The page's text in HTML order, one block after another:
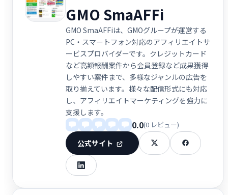
GMO SmaAFFi
GMO SmaAFFiは、GMOグループが運営する
PC・スマートフォン対応のアフィリエイトサ
ービスプロバイダーです。クレジットカード
など高額報酬案件から会員登録など成果獲得
しやすい案件まで、多様なジャンルの広告を
取り揃えています。様々な配信形式にも対応
し、アフィリエイトマーケティングを強力に
支援します。
0.0(0 レビュー)
公式サイト